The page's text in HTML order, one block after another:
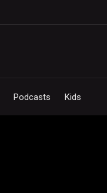
Podcasts Kids